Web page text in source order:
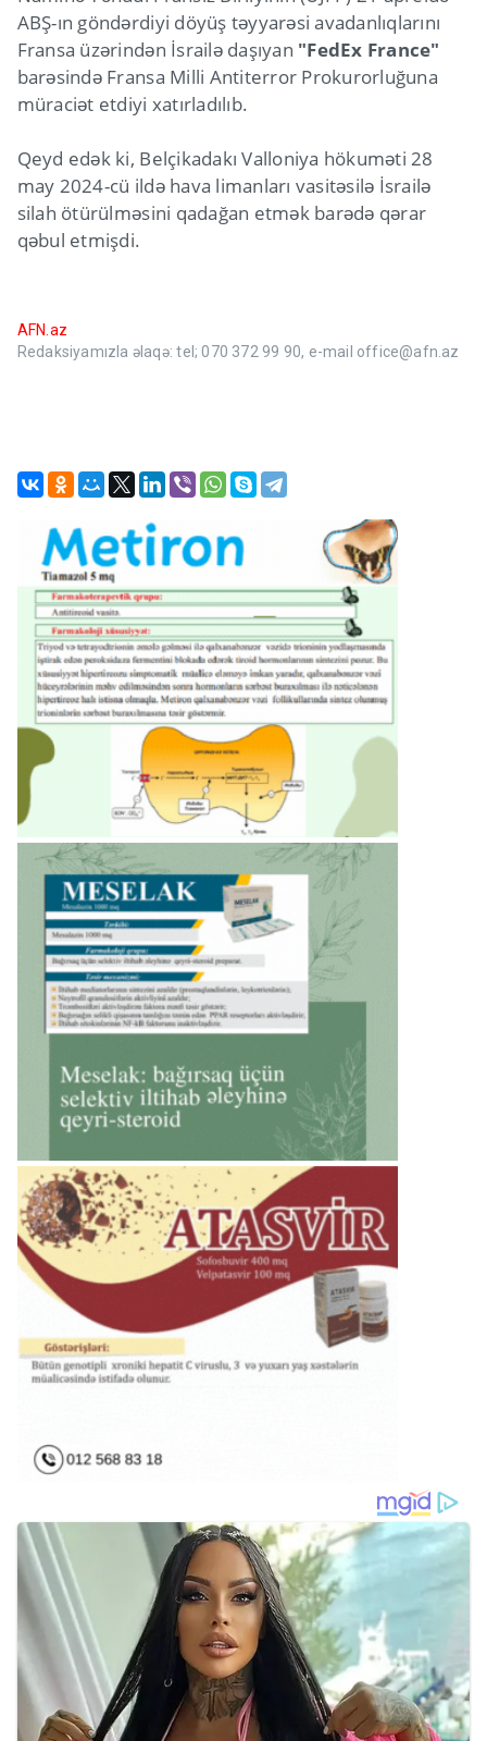
ABŞ-ın göndərdiyi döyüş təyyarəsi avadanlıqlarını
Fransa üzərindən İsrailə daşıyan "FedEx France"
barəsində Fransa Milli Antiterror Prokurorluğuna
müraciət etdiyi xatırladılıb.
Qeyd edək ki, Belçikadakı Valloniya hökuməti 28
may 2024-cü ildə hava limanları vasitəsilə İsrailə
silah ötürülməsini qadağan etmək barədə qərar
qəbul etmişdi.
AFN.az
Redaksiyamızla əlaqə: tel; 070 372 99 90, e-mail office@afn.az